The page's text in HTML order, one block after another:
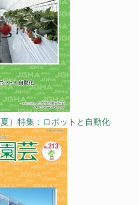
）特集：ロボットと自動化